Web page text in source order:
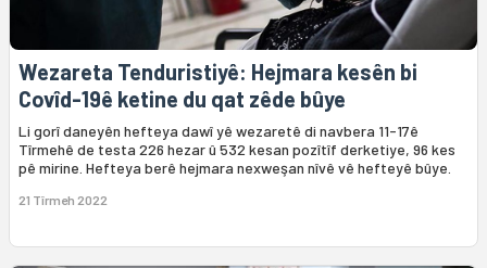
Wezareta Tenduristiyê: Hejmara kesên bi
Covîd-19ê ketine du qat zêde bûye
Li gorî daneyên hefteya dawî yê wezaretê di navbera 11-17ê
Tîrmehê de testa 226 hezar û 532 kesan pozîtîf derketiye, 96 kes
pê mirine. Hefteya berê hejmara nexweşan nîvê vê hefteyê bûye.
21 Tîrmeh 2022